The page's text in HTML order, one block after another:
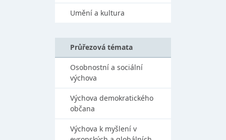
Umění a kultura
Průřezová témata
Osobnostní a sociální
výchova
Výchova demokratického
občana
Výchova k myšlení v